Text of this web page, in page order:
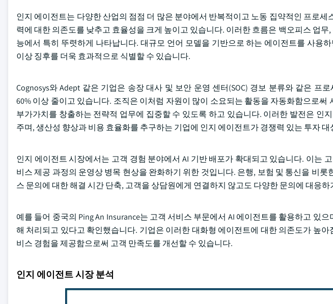
인지 에이전트는 다양한 산업의 점점 더 많은 분야에서 반복적이고 노동 집약적인 프로
력에 대한 의존도를 낮추고 효율성을 크게 높이고 있습니다. 이러한 흐름은 백오피스 업
능에서 특히 뚜렷하게 나타납니다. 대규모 언어 모델을 기반으로 하는 에이전트를 사용
이상 징후를 더욱 효과적으로 식별할 수 있습니다.
Cognosys와 Adept 같은 기업은 송장 대사 및 보안 운영 센터(SOC) 경보 분류와 같은 프
60% 이상 줄이고 있습니다. 조직은 이처럼 자원이 많이 소요되는 활동을 자동화함으로
부가가치를 창출하는 전략적 업무에 집중할 수 있도록 하고 있습니다. 이러한 발전은 인
주며, 생산성 향상과 비용 효율화를 추구하는 기업에 인지 에이전트가 경쟁력 있는 투자
인지 에이전트 시장에서는 고객 경험 분야에서 AI 기반 배포가 확대되고 있습니다. 이는
비스 제공 과정의 운영상 병목 현상을 완화하기 위한 것입니다. 은행, 보험 및 통신을 비
스 문의에 대한 해결 시간 단축, 고객을 상담원에게 연결하지 않고도 다양한 문의에 대응
예를 들어 중국의 Ping An Insurance는 고객 서비스 부문에서 AI 에이전트를 활용하고 있
해 처리되고 있다고 확인했습니다. 기업은 이러한 대화형 에이전트에 대한 의존도가 높
비스 경험을 제공함으로써 고객 만족도를 개선할 수 있습니다.
인지 에이전트 시장 분석